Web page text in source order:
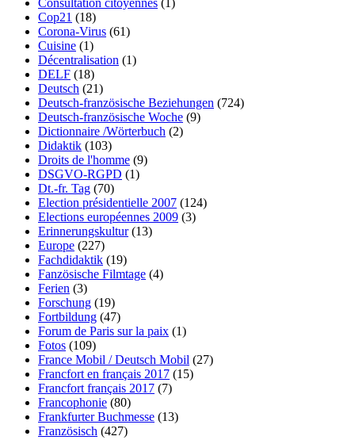
Consultation citoyennes (1)
Cop21 (18)
Corona-Virus (61)
Cuisine (1)
Décentralisation (1)
DELF (18)
Deutsch (21)
Deutsch-französische Beziehungen (724)
Deutsch-französische Woche (9)
Dictionnaire /Wörterbuch (2)
Didaktik (103)
Droits de l'homme (9)
DSGVO-RGPD (1)
Dt.-fr. Tag (70)
Election présidentielle 2007 (124)
Elections européennes 2009 (3)
Erinnerungskultur(13)
Europe (227)
Fachdidaktik (19)
Fanzösische Filmtage (4)
Ferien (3)
Forschung (19)
Fortbildung (47)
Forum de Paris sur la paix (1)
Fotos (109)
France Mobil / Deutsch Mobil (27)
Francfort en français 2017 (15)
Francfort français 2017 (7)
Francophonie (80)
Frankfurter Buchmesse (13)
Französisch (427)